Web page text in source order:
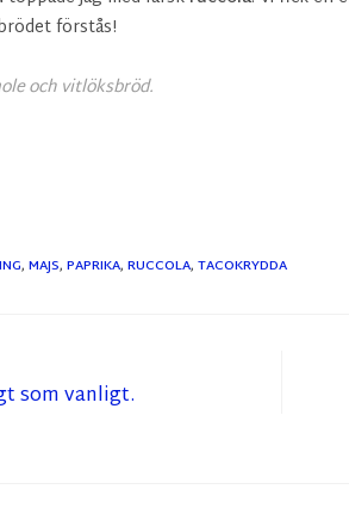
förstås!
och vitlöksbröd.
, MAJS, PAPRIKA, RUCCOLA, TACOKRYDDA
som vanligt.